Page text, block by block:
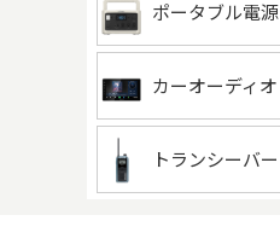
ポータブル電源
カーオーディオ
トランシーバー